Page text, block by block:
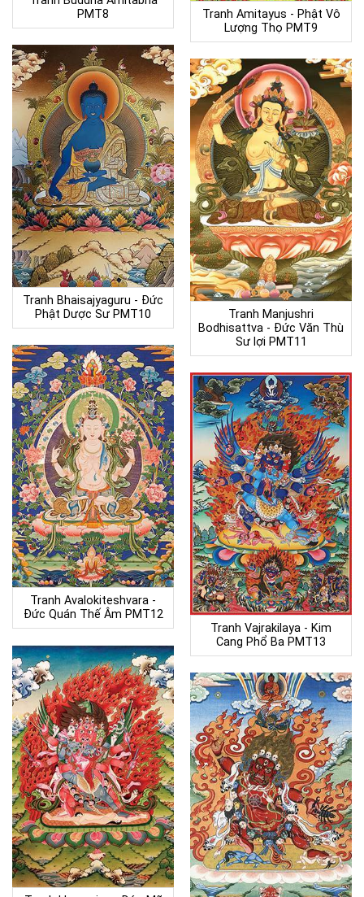
PMT8
Tranh Amitayus - Phật Vô
Lượng Thọ PMT9
Tranh Bhaisajyaguru - Đức
Phật Dược Sư PMT10
Tranh Manjushri
Bodhisattva - Đức Văn Thù
Sư lợi PMT11
Tranh Avalokiteshvara -
Đức Quán Thế Âm PMT12
Tranh Vajrakilaya - Kim
Cang Phổ Ba PMT13